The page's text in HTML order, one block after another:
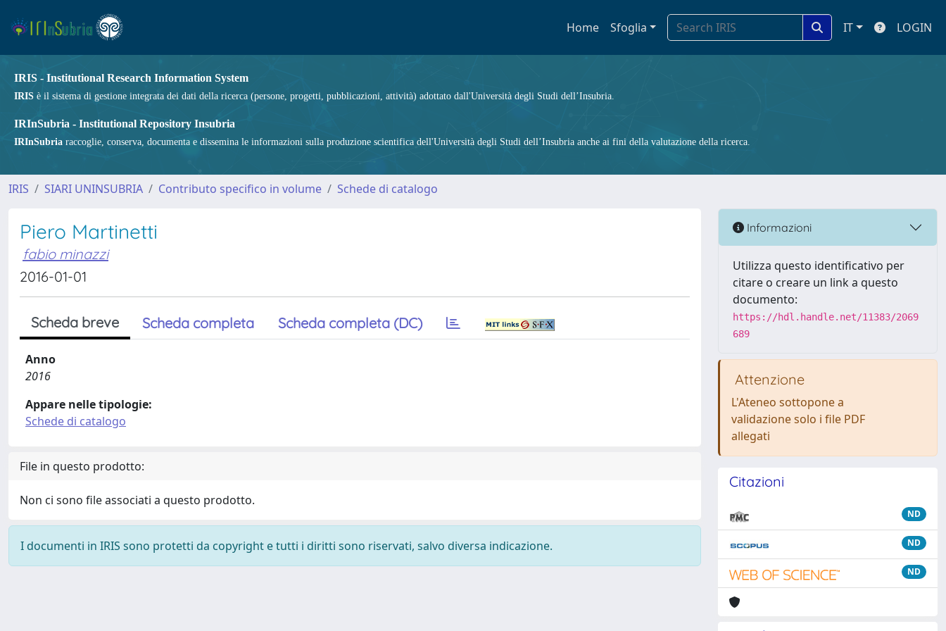
Home Sfoglia IT LOGIN
IRIS - Institutional Research Information System
IRIS è il sistema di gestione integrata dei dati della ricerca (persone, progetti, pubblicazioni, attività) adottato dall'Università degli Studi dell’Insubria.
IRInSubria - Institutional Repository Insubria
IRInSubria raccoglie, conserva, documenta e dissemina le informazioni sulla produzione scientifica dell'Università degli Studi dell’Insubria anche ai fini della valutazione della ricerca.
IRIS SIARI UNINSUBRIA Contributo specifico in volume Schede di catalogo
Piero Martinetti
fabio minazzi
2016-01-01
Scheda breve Scheda completa Scheda completa (DC)
Anno
2016
Appare nelle tipologie:
Schede di catalogo
File in questo prodotto:
Non ci sono file associati a questo prodotto.
I documenti in IRIS sono protetti da copyright e tutti i diritti sono riservati, salvo diversa indicazione.
Informazioni
Utilizza questo identificativo per
citare o creare un link a questo
documento:
https://hdl.handle.net/11383/2069
689
Attenzione
L'Ateneo sottopone a
validazione solo i file PDF
allegati
Citazioni
ND
ND
ND